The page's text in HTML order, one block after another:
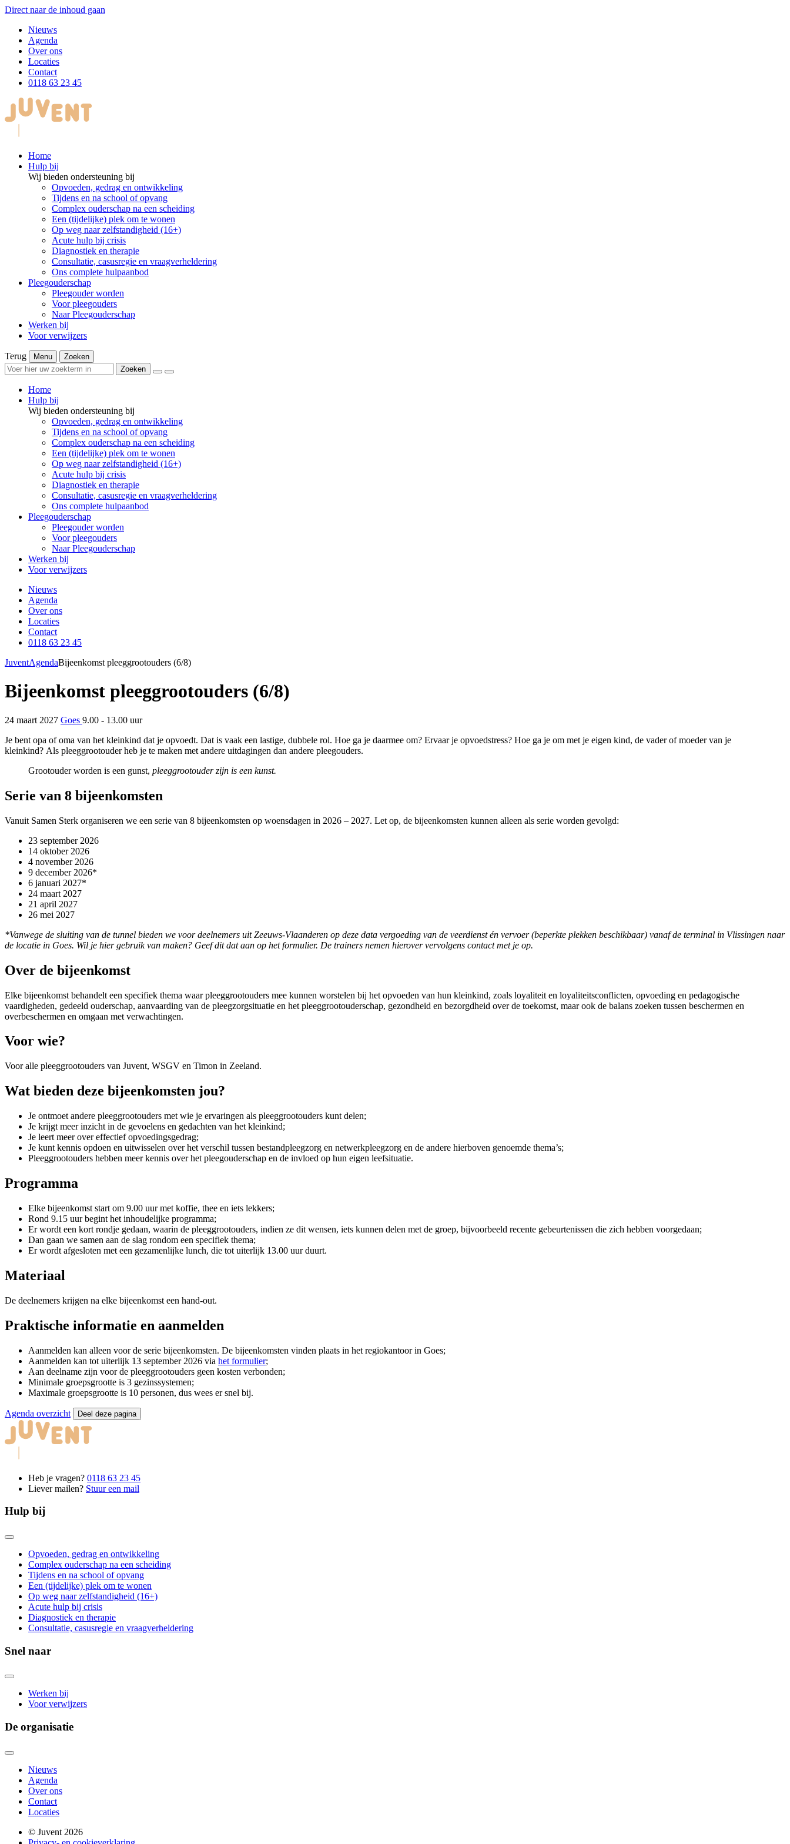
Direct naar de inhoud gaan
Nieuws
Agenda
Over ons
Locaties
Contact
0118 63 23 45
Home
Hulp bij
Wij bieden ondersteuning bij
Opvoeden, gedrag en ontwikkeling
Tijdens en na school of opvang
Complex ouderschap na een scheiding
Een (tijdelijke) plek om te wonen
Op weg naar zelfstandigheid (16+)
Acute hulp bij crisis
Diagnostiek en therapie
Consultatie, casusregie en vraagverheldering
Ons complete hulpaanbod
Pleegouderschap
Pleegouder worden
Voor pleegouders
Naar Pleegouderschap
Werken bij
Voor verwijzers
Terug Menu
Zoeken
Zoeken
Home
Hulp bij
Wij bieden ondersteuning bij
Opvoeden, gedrag en ontwikkeling
Tijdens en na school of opvang
Complex ouderschap na een scheiding
Een (tijdelijke) plek om te wonen
Op weg naar zelfstandigheid (16+)
Acute hulp bij crisis
Diagnostiek en therapie
Consultatie, casusregie en vraagverheldering
Ons complete hulpaanbod
Pleegouderschap
Pleegouder worden
Voor pleegouders
Naar Pleegouderschap
Werken bij
Voor verwijzers
Nieuws
Agenda
Over ons
Locaties
Contact
0118 63 23 45
JuventAgendaBijeenkomst pleeggrootouders (6/8)
Bijeenkomst pleeggrootouders (6/8)
24 maart 2027 Goes 9.00 - 13.00 uur
Je bent opa of oma van het kleinkind dat je opvoedt. Dat is vaak een lastige, dubbele rol. Hoe ga je daarmee om? Ervaar je opvoedstress? Hoe ga je om met je eigen kind, de vader of moeder van je
kleinkind? Als pleeggrootouder heb je te maken met andere uitdagingen dan andere pleegouders.
Grootouder worden is een gunst, pleeggrootouder zijn is een kunst.
Serie van 8 bijeenkomsten
Vanuit Samen Sterk organiseren we een serie van 8 bijeenkomsten op woensdagen in 2026 – 2027. Let op, de bijeenkomsten kunnen alleen als serie worden gevolgd:
23 september 2026
14 oktober 2026
4 november 2026
9 december 2026*
6 januari 2027*
24 maart 2027
21 april 2027
26 mei 2027
*Vanwege de sluiting van de tunnel bieden we voor deelnemers uit Zeeuws-Vlaanderen op deze data vergoeding van de veerdienst én vervoer (beperkte plekken beschikbaar) vanaf de terminal in Vlissingen naar
de locatie in Goes. Wil je hier gebruik van maken? Geef dit dat aan op het formulier. De trainers nemen hierover vervolgens contact met je op.
Over de bijeenkomst
Elke bijeenkomst behandelt een specifiek thema waar pleeggrootouders mee kunnen worstelen bij het opvoeden van hun kleinkind, zoals loyaliteit en loyaliteitsconflicten, opvoeding en pedagogische
vaardigheden, gedeeld ouderschap, aanvaarding van de pleegzorgsituatie en het pleeggrootouderschap, gezondheid en bezorgdheid over de toekomst, maar ook de balans zoeken tussen beschermen en
overbeschermen en omgaan met verwachtingen.
Voor wie?
Voor alle pleeggrootouders van Juvent, WSGV en Timon in Zeeland.
Wat bieden deze bijeenkomsten jou?
Je ontmoet andere pleeggrootouders met wie je ervaringen als pleeggrootouders kunt delen;
Je krijgt meer inzicht in de gevoelens en gedachten van het kleinkind;
Je leert meer over effectief opvoedingsgedrag;
Je kunt kennis opdoen en uitwisselen over het verschil tussen bestandpleegzorg en netwerkpleegzorg en de andere hierboven genoemde thema’s;
Pleeggrootouders hebben meer kennis over het pleegouderschap en de invloed op hun eigen leefsituatie.
Programma
Elke bijeenkomst start om 9.00 uur met koffie, thee en iets lekkers;
Rond 9.15 uur begint het inhoudelijke programma;
Er wordt een kort rondje gedaan, waarin de pleeggrootouders, indien ze dit wensen, iets kunnen delen met de groep, bijvoorbeeld recente gebeurtenissen die zich hebben voorgedaan;
Dan gaan we samen aan de slag rondom een specifiek thema;
Er wordt afgesloten met een gezamenlijke lunch, die tot uiterlijk 13.00 uur duurt.
Materiaal
De deelnemers krijgen na elke bijeenkomst een hand-out.
Praktische informatie en aanmelden
Aanmelden kan alleen voor de serie bijeenkomsten. De bijeenkomsten vinden plaats in het regiokantoor in Goes;
Aanmelden kan tot uiterlijk 13 september 2026 via het formulier;
Aan deelname zijn voor de pleeggrootouders geen kosten verbonden;
Minimale groepsgrootte is 3 gezinssystemen;
Maximale groepsgrootte is 10 personen, dus wees er snel bij.
Agenda overzicht Deel deze pagina
Heb je vragen? 0118 63 23 45
Liever mailen? Stuur een mail
Hulp bij
Opvoeden, gedrag en ontwikkeling
Complex ouderschap na een scheiding
Tijdens en na school of opvang
Een (tijdelijke) plek om te wonen
Op weg naar zelfstandigheid (16+)
Acute hulp bij crisis
Diagnostiek en therapie
Consultatie, casusregie en vraagverheldering
Snel naar
Werken bij
Voor verwijzers
De organisatie
Nieuws
Agenda
Over ons
Contact
Locaties
© Juvent 2026